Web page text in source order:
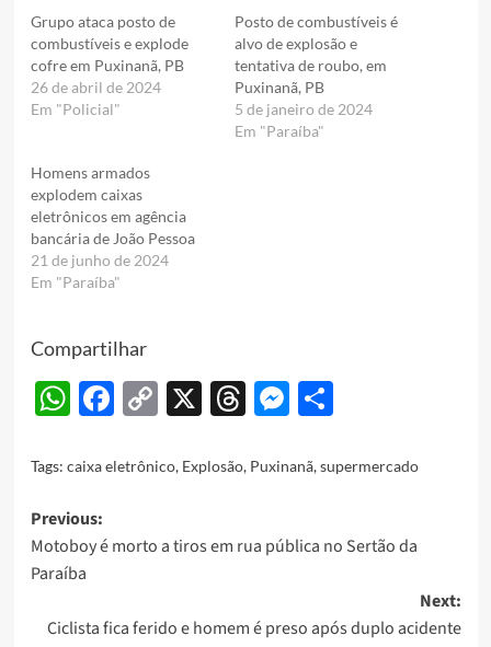
Grupo ataca posto de
combustíveis e explode
cofre em Puxinanã, PB
26 de abril de 2024
Em "Policial"
Posto de combustíveis é
alvo de explosão e
tentativa de roubo, em
Puxinanã, PB
5 de janeiro de 2024
Em "Paraíba"
Homens armados
explodem caixas
eletrônicos em agência
bancária de João Pessoa
21 de junho de 2024
Em "Paraíba"
Compartilhar
WhatsApp
Facebook
Copy
X Threads
Messenger
Share
Tags: caixa eletrônico, Explosão, Puxinanã,supermercado
Post
navigation
Previous:
Motoboy é morto a tiros em rua pública no Sertão da
Paraíba
Next:
Ciclista fica ferido e homem é preso após duplo acidente